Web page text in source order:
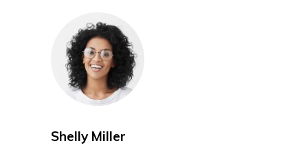
Shelly Miller